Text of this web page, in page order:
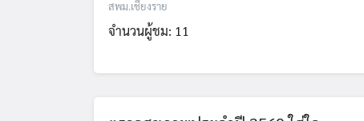
สพม.เชียงราย
จำนวนผู้ชม: 11